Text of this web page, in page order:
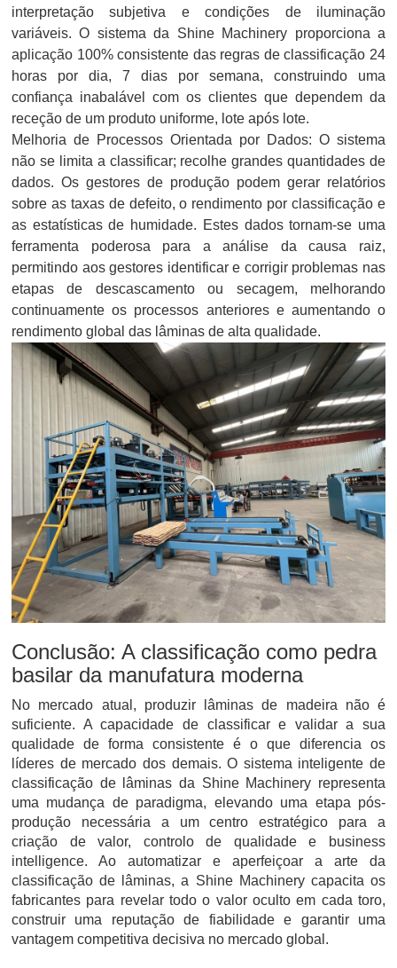
interpretação subjetiva e condições de iluminação
variáveis. O sistema da Shine Machinery proporciona a
aplicação 100% consistente das regras de classificação 24
horas por dia, 7 dias por semana, construindo uma
confiança inabalável com os clientes que dependem da
receção de um produto uniforme, lote após lote.
Melhoria de Processos Orientada por Dados: O sistema
não se limita a classificar; recolhe grandes quantidades de
dados. Os gestores de produção podem gerar relatórios
sobre as taxas de defeito, o rendimento por classificação e
as estatísticas de humidade. Estes dados tornam-se uma
ferramenta poderosa para a análise da causa raiz,
permitindo aos gestores identificar e corrigir problemas nas
etapas de descascamento ou secagem, melhorando
continuamente os processos anteriores e aumentando o
rendimento global das lâminas de alta qualidade.
Conclusão: A classificação como pedra
basilar da manufatura moderna
No mercado atual, produzir lâminas de madeira não é
suficiente. A capacidade de classificar e validar a sua
qualidade de forma consistente é o que diferencia os
líderes de mercado dos demais. O sistema inteligente de
classificação de lâminas da Shine Machinery representa
uma mudança de paradigma, elevando uma etapa pós-
produção necessária a um centro estratégico para a
criação de valor, controlo de qualidade e business
intelligence. Ao automatizar e aperfeiçoar a arte da
classificação de lâminas, a Shine Machinery capacita os
fabricantes para revelar todo o valor oculto em cada toro,
construir uma reputação de fiabilidade e garantir uma
vantagem competitiva decisiva no mercado global.